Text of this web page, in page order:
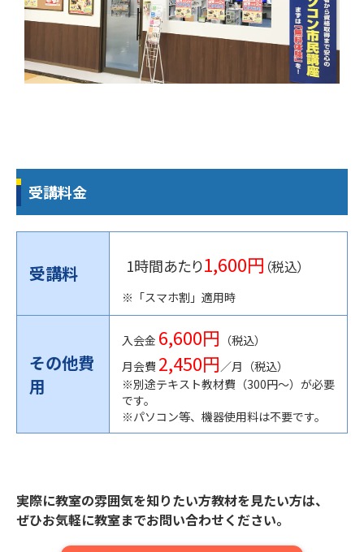
受講料金
受講料 1時間あたり1,600円 （税込）
※「スマホ割」適用時
その他費
用
入会金 6,600円 （税込）
月会費 2,450円／月（税込）
※別途テキスト教材費（300円〜）が必要
です。
※パソコン等、機器使用料は不要です。
実際に教室の雰囲気を知りたい方教材を見たい方は、
ぜひお気軽に教室までお問い合わせください。